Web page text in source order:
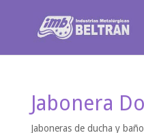
Jabonera
Jaboneras de ducha y baño